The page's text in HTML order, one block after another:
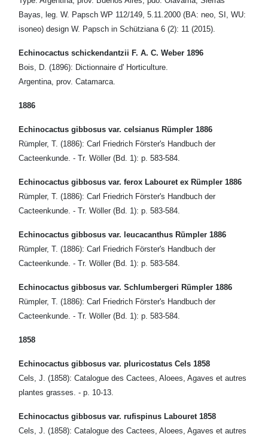
Bayas, leg. W. Papsch WP 112/149, 5.11.2000 (BA: neo, SI, WU:
isoneo) design W. Papsch in Schütziana 6 (2): 11 (2015).
Echinocactus schickendantzii F. A. C. Weber 1896
Bois, D. (1896): Dictionnaire d' Horticulture.
Argentina, prov. Catamarca.
1886
Echinocactus gibbosus var. celsianus Rümpler 1886
Rümpler, T. (1886): Carl Friedrich Förster's Handbuch der
Cacteenkunde. - Tr. Wöller (Bd. 1): p. 583-584.
Echinocactus gibbosus var. ferox Labouret ex Rümpler 1886
Rümpler, T. (1886): Carl Friedrich Förster's Handbuch der
Cacteenkunde. - Tr. Wöller (Bd. 1): p. 583-584.
Echinocactus gibbosus var. leucacanthus Rümpler 1886
Rümpler, T. (1886): Carl Friedrich Förster's Handbuch der
Cacteenkunde. - Tr. Wöller (Bd. 1): p. 583-584.
Echinocactus gibbosus var. Schlumbergeri Rümpler 1886
Rümpler, T. (1886): Carl Friedrich Förster's Handbuch der
Cacteenkunde. - Tr. Wöller (Bd. 1): p. 583-584.
1858
Echinocactus gibbosus var. pluricostatus Cels 1858
Cels, J. (1858): Catalogue des Cactees, Aloees, Agaves et autres
plantes grasses. - p. 10-13.
Echinocactus gibbosus var. rufispinus Labouret 1858
Cels, J. (1858): Catalogue des Cactees, Aloees, Agaves et autres